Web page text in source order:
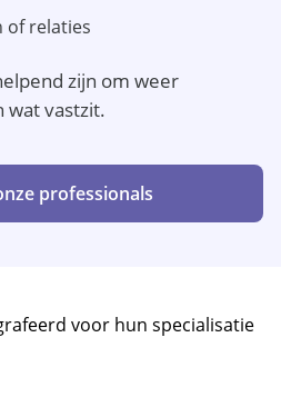
of relaties
zijn om weer
wat vastzit.
professionals